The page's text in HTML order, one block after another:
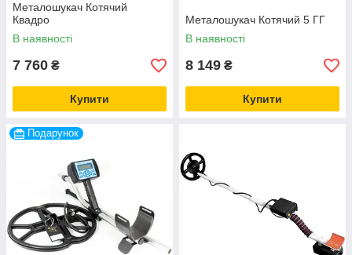
Металошукач Котячий
Квадро
В наявності
7 760 ₴
Купити
Металошукач Котячий 5 ГГ
В наявності
8 149 ₴
Купити
Подарунок